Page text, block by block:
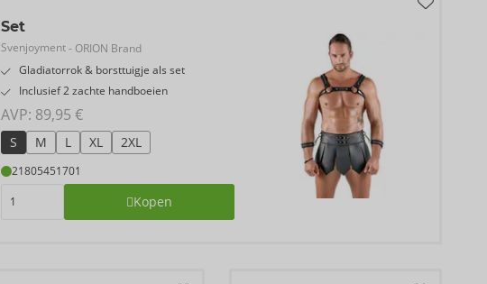
Set
Svenjoyment- ORION Brand
Gladiatorrok & borsttuigje als set
Inclusief 2 zachte handboeien
AVP: 89,95 €
S M L XL 2XL
21805451701
Kopen